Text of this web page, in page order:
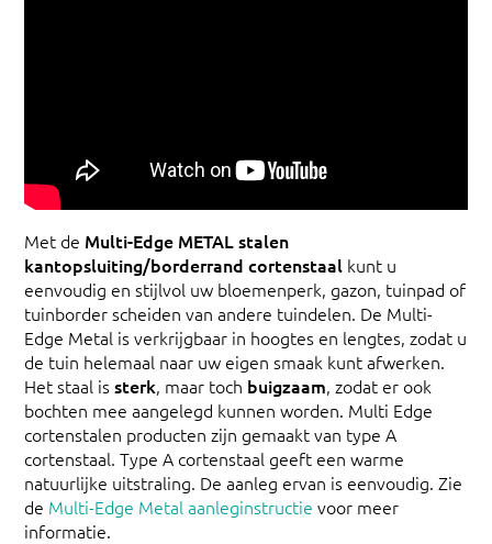
Met de Multi-Edge METAL stalen
kantopsluiting/borderrand cortenstaal kunt u
eenvoudig en stijlvol uw bloemenperk, gazon, tuinpad of
tuinborder scheiden van andere tuindelen. De Multi-
Edge Metal is verkrijgbaar in hoogtes en lengtes, zodat u
de tuin helemaal naar uw eigen smaak kunt afwerken.
Het staal issterk, maar toch buigzaam, zodat er ook
bochten mee aangelegd kunnen worden. Multi Edge
cortenstalen producten zijn gemaakt van type A
cortenstaal. Type A cortenstaal geeft een warme
natuurlijke uitstraling. De aanleg ervan is eenvoudig. Zie
de Multi-Edge Metal aanleginstructie voor meer
informatie.